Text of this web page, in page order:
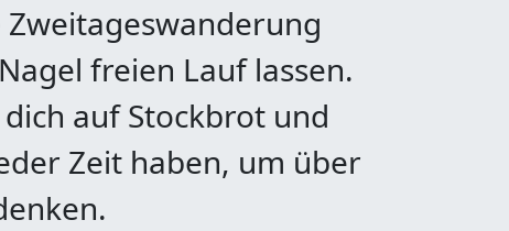
freien Lauf lassen.
auf Stockbrot und
Zeit haben, um über